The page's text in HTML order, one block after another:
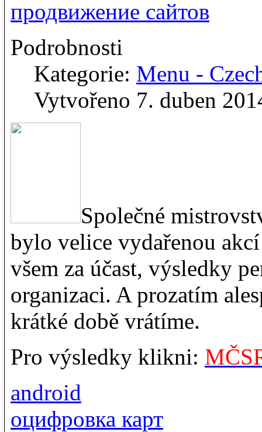
продвижение сайтов
Podrobnosti
Kategorie: Menu -
Vytvořeno 7. duben
Společné
bylo velice vydařenou
všem za účast, výsledky
organizaci. A prozatím
krátké době vrátíme.
Pro výsledky klikni:
android
оцифровка карт